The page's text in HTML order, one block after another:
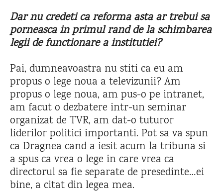
Dar nu credeti ca reforma asta ar trebui sa
porneasca in primul rand de la schimbarea
legii de functionare a institutiei?
Pai, dumneavoastra nu stiti ca eu am
propus o lege noua a televizunii? Am
propus o lege noua, am pus-o pe intranet,
am facut o dezbatere intr-un seminar
organizat de TVR, am dat-o tuturor
liderilor politici importanti. Pot sa va spun
ca Dragnea cand a iesit acum la tribuna si
a spus ca vrea o lege in care vrea ca
directorul sa fie separate de presedinte…ei
bine, a citat din legea mea.